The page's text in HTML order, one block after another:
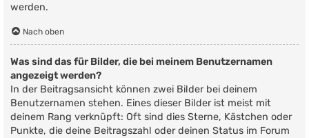
werden.
Nach oben
Was sind das für Bilder, die bei meinem Benutzernamen
angezeigt werden?
In der Beitragsansicht können zwei Bilder bei deinem
Benutzernamen stehen. Eines dieser Bilder ist meist mit
deinem Rang verknüpft: Oft sind dies Sterne, Kästchen oder
Punkte, die deine Beitragszahl oder deinen Status im Forum